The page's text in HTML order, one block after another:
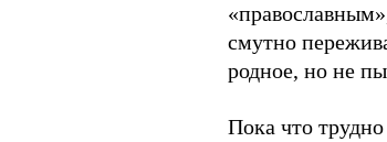
смутно
родное, но не
Пока что